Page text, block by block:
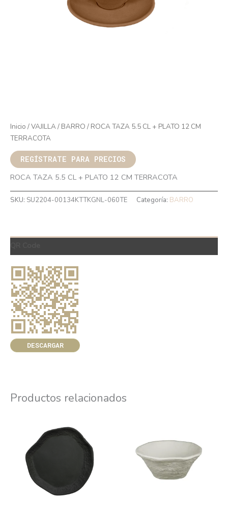
Inicio /VAJILLA/ BARRO / ROCA TAZA 5.5 CL + PLATO 12 CM
TERRACOTA
REGÍSTRATE PARA PRECIOS
ROCA TAZA 5.5 CL + PLATO 12 CM TERRACOTA
SKU: SU2204-00134KTTKGNL-060TE Categoría: BARRO
DESCARGAR
Productos relacionados